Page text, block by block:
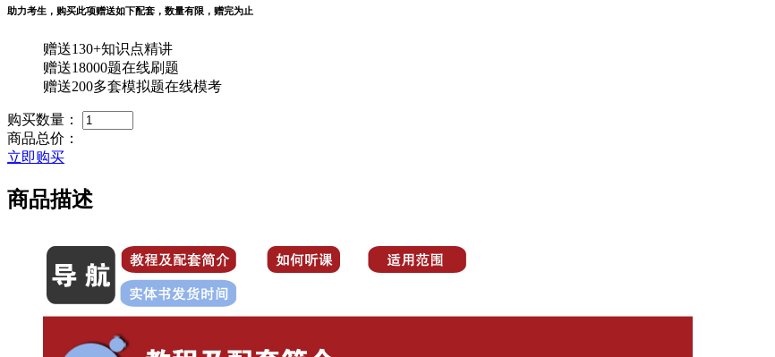
助力考生，购买此项赠送如下配套，数量有限，赠完为止
赠送130+知识点精讲
赠送18000题在线刷题
赠送200多套模拟题在线模考
购买数量：
商品总价：
立即购买
商品描述